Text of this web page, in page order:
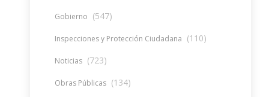
Gobierno (547)
Inspecciones y Protección Ciudadana (110)
Noticias (723)
Obras Públicas (134)